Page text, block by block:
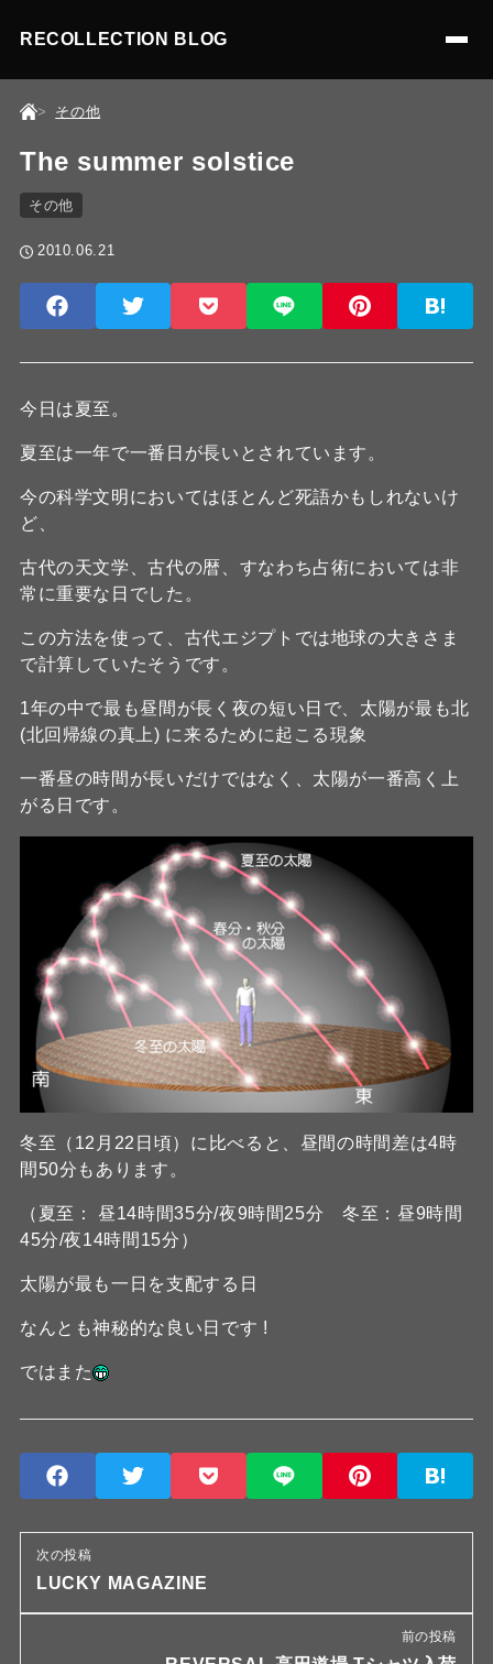
RECOLLECTION BLOG
その他
The summer solstice
その他
2010.06.21
今日は夏至。
夏至は一年で一番日が長いとされています。
今の科学文明においてはほとんど死語かもしれないけ
ど、
古代の天文学、古代の暦、すなわち占術においては非
常に重要な日でした。
この方法を使って、古代エジプトでは地球の大きさま
で計算していたそうです。
1年の中で最も昼間が長く夜の短い日で、太陽が最も北
(北回帰線の真上) に来るために起こる現象
一番昼の時間が長いだけではなく、太陽が一番高く上
がる日です。
冬至（12月22日頃）に比べると、昼間の時間差は4時
間50分もあります。
（夏至： 昼14時間35分/夜9時間25分 冬至：昼9時間
45分/夜14時間15分）
太陽が最も一日を支配する日
なんとも神秘的な良い日です !
ではまた
次の投稿
LUCKY MAGAZINE
前の投稿